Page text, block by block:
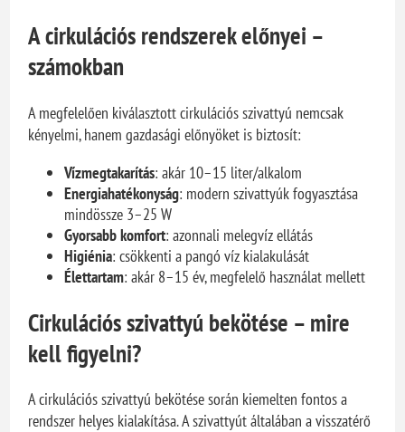
A cirkulációs rendszerek előnyei –
számokban
A megfelelően kiválasztott cirkulációs szivattyú nemcsak
kényelmi, hanem gazdasági előnyöket is biztosít:
Vízmegtakarítás: akár 10–15 liter/alkalom
Energiahatékonyság: modern szivattyúk fogyasztása
mindössze 3–25 W
Gyorsabb komfort: azonnali melegvíz ellátás
Higiénia: csökkenti a pangó víz kialakulását
Élettartam: akár 8–15 év, megfelelő használat mellett
Cirkulációs szivattyú bekötése – mire
kell figyelni?
A cirkulációs szivattyú bekötése során kiemelten fontos a
rendszer helyes kialakítása. A szivattyút általában a visszatérő